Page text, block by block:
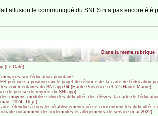
allusion le communiqué du SNES n’a pas encore été
Dans la même rubrique
(Le Café)
sur l’éducation prioritaire"
précise sa position sur le projet de réforme de la carte de l’éducation
commentaires du SNUipp 04 (Haute Provence) et 52 (Haute-Marne)
de presse de rentrée du SNUipp)
moyens modulée selon les difficultés des élèves, la carte de
2024, 16 p.)
"étendue à tous les établissements où se concentrent les
traite notamment des indemnités et allègements de service (mai 2022)